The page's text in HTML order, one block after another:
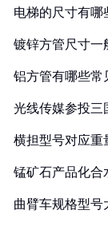
电梯的尺寸有哪
镀锌方管尺寸一
铝方管有哪些常
光线传媒参投三
横担型号对应重
锰矿石产品化合
曲臂车规格型号